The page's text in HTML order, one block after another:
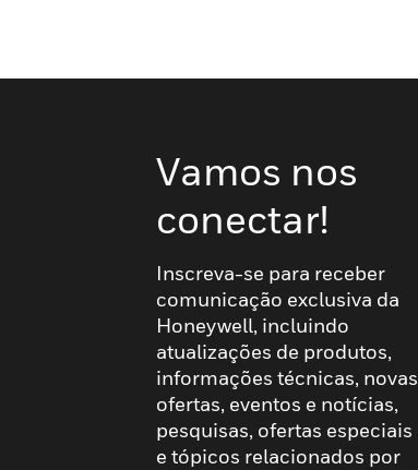
Vamos nos
conectar!
Inscreva-se para receber
comunicação exclusiva da
Honeywell, incluindo
atualizações de produtos,
informações técnicas, novas
ofertas, eventos e notícias,
pesquisas, ofertas especiais
e tópicos relacionados por